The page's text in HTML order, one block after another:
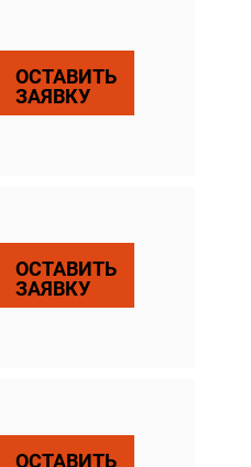
ОСТАВИТЬ
ЗАЯВКУ
ОСТАВИТЬ
ЗАЯВКУ
ОСТАВИТЬ